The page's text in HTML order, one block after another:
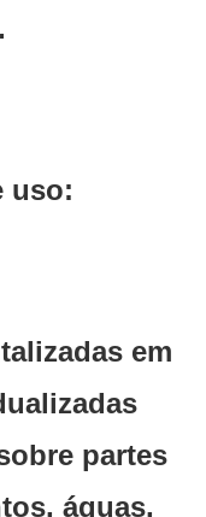
uso:
em
partes
águas,